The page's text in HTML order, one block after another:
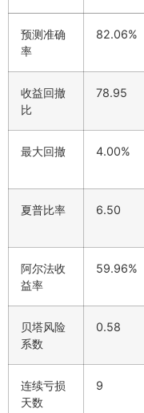
预测准确
率
82.06%
收益回撤
比
78.95
最大回撤 4.00%
夏普比率 6.50
阿尔法收
益率
59.96%
贝塔风险
系数
0.58
连续亏损
天数
9